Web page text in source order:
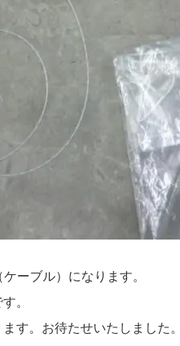
ーブル）になります。
。
す。お待たせいたしました